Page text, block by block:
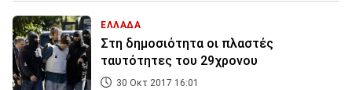
ΕΛΛΑΔΑ
Στη δημοσιότητα οι πλαστές
ταυτότητες του 29χρονου
30 Οκτ 2017 16:01